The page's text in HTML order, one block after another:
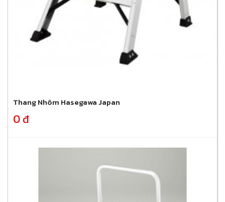
Thang Nhôm Hasegawa Japan
0 đ